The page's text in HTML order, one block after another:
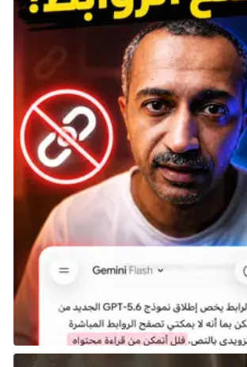
الآن تجربة قائمة بذاتها، وواحدة من أكثر
الألعاب المجانية على PS4 إدمانًا التي أدرجناها. بناءً على
مجاني تدور حول تخصيص سطح لعبك،
الهجمات الرائعة والتعاويذ، والتفوق
حتى إذا لم تكن من محبي عالم الفانتازيا العالي لـ CD
Projekt Red، فإن Gwent هي واحدة من أفضل الألعاب
المجانية على PS4 لأي شخص يريد لعبة بطاقات إدمانية.
بعناية ولعبها بحكمة، وإلا ستجد
في الجولة الأولى وتخسر الجولة
هناك اختيار للفصائل أيضًا لتكمل أسلوب
هناك الكثير لاستكشافه.